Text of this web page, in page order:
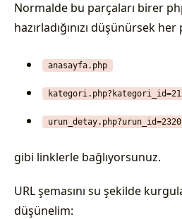
Normalde bu parçaları birer
hazırladığınızı düşünürsek
anasayfa.php
kategori.php?kategori_id=21
urun_detay.php?urun_id=2320
gibi linklerle bağlıyorsunuz.
URL şemasını su şekilde
düşünelim: